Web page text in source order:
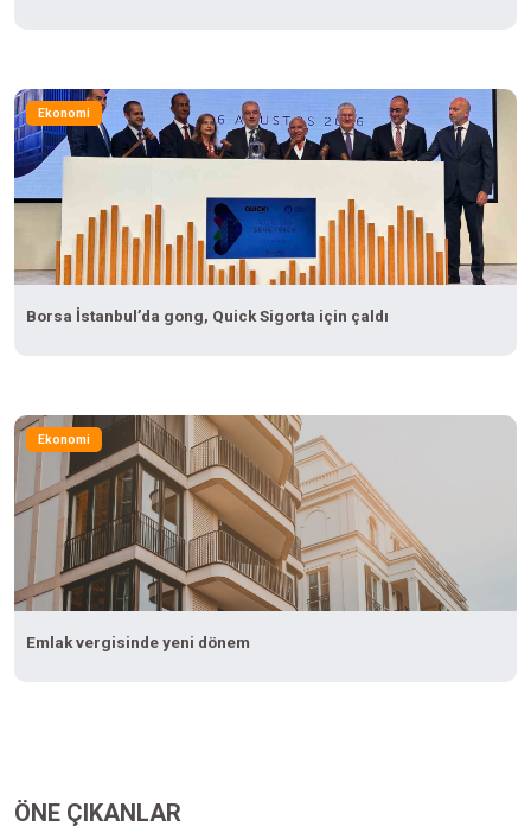
Ekonomi
Borsa İstanbul’da gong, Quick Sigorta için çaldı
Ekonomi
Emlak vergisinde yeni dönem
ÖNE ÇIKANLAR